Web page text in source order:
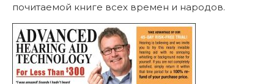
почитаемой книге всех времен и народов.